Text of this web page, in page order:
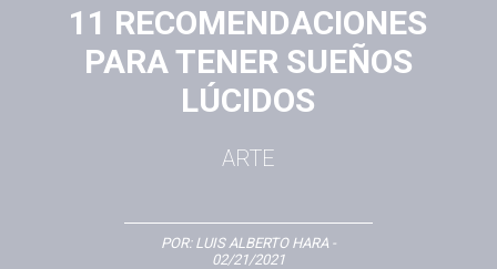
11 RECOMENDACIONES
PARA TENER SUEÑOS
LÚCIDOS
ARTE
POR: LUIS ALBERTO HARA-
02/21/2021